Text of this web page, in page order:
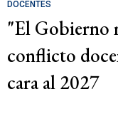
DOCENTES
"El Gobierno
conflicto
cara al 2027